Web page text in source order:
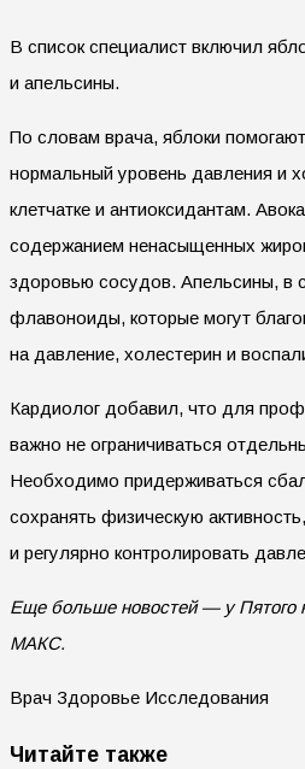
В список специалист включил
и апельсины.
По словам врача, яблоки
нормальный уровень давления и
клетчатке и антиоксидантам.
содержанием ненасыщенных
здоровью сосудов. Апельсины, в
флавоноиды, которые могут
на давление, холестерин и
Кардиолог добавил, что для
важно не ограничиваться
Необходимо придерживаться
сохранять физическую
и регулярно контролировать
Еще больше новостей — у Пятого
МАКС.
Врач Здоровье Исследования
Читайте также